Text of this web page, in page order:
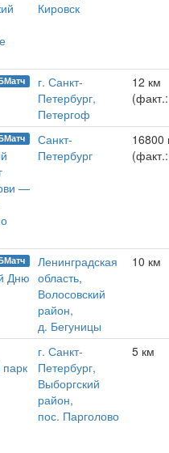
Кировск
г. Санкт-
Петербург,
Петергоф
12 км
—
Санкт-
Петербург
16800
Дню
Ленинградская
область,
Волосовский
район,
д. Бегуницы
10 км
г. Санкт-
Петербург,
Выборгский
район,
пос. Парголово
5 км